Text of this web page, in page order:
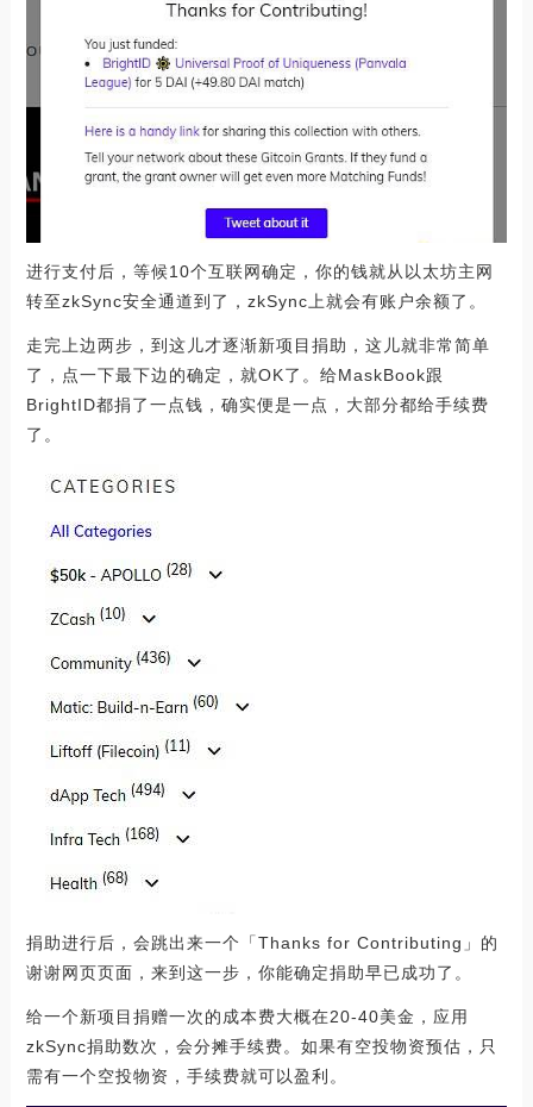
进行支付后，等候10个互联网确定，你的钱就从以太坊主网
转至zkSync安全通道到了，zkSync上就会有账户余额了。
走完上边两步，到这儿才逐渐新项目捐助，这儿就非常简单
了，点一下最下边的确定，就OK了。给MaskBook跟
BrightID都捐了一点钱，确实便是一点，大部分都给手续费
了。
捐助进行后，会跳出来一个「Thanks for Contributing」的
谢谢网页页面，来到这一步，你能确定捐助早已成功了。
给一个新项目捐赠一次的成本费大概在20-40美金，应用
zkSync捐助数次，会分摊手续费。如果有空投物资预估，只
需有一个空投物资，手续费就可以盈利。